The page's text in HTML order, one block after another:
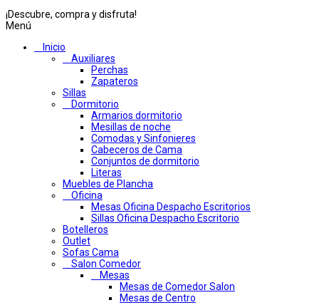
¡Descubre, compra y disfruta!
Menú
Inicio
Auxiliares
Perchas
Zapateros
Sillas
Dormitorio
Armarios dormitorio
Mesillas de noche
Comodas y Sinfonieres
Cabeceros de Cama
Conjuntos de dormitorio
Literas
Muebles de Plancha
Oficina
Mesas Oficina Despacho Escritorios
Sillas Oficina Despacho Escritorio
Botelleros
Outlet
Sofas Cama
Salon Comedor
Mesas
Mesas de Comedor Salon
Mesas de Centro